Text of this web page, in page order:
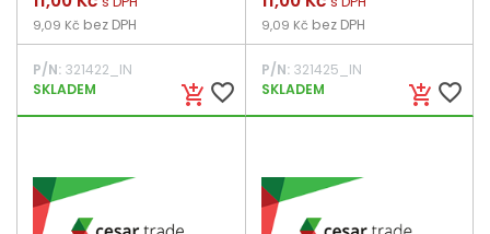
add_shopping_cart favorite_border
9,09 Kč bez DPH
P/N: 321422_IN
SKLADEM
add_shopping_cart favorite_border
9,09 Kč bez DPH
P/N:321425_IN
SKLADEM